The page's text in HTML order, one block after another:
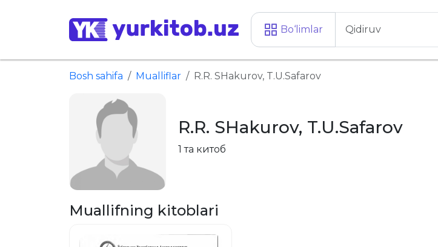
Bo‘limlar
Bosh sahifa Mualliflar R.R. SHakurov, T.U.Safarov
R.R. SHakurov, T.U.Safarov
1 та китоб
Muallifning kitoblari